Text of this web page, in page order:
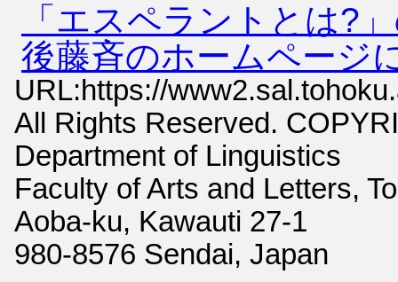
「エスペラントとは?
後藤斉のホームページ
URL:https://
All Rights Reserved.
Department of Linguistics
Faculty of Arts and Letters,
Aoba-ku, Kawauti 27-1
980-8576 Sendai, Japan